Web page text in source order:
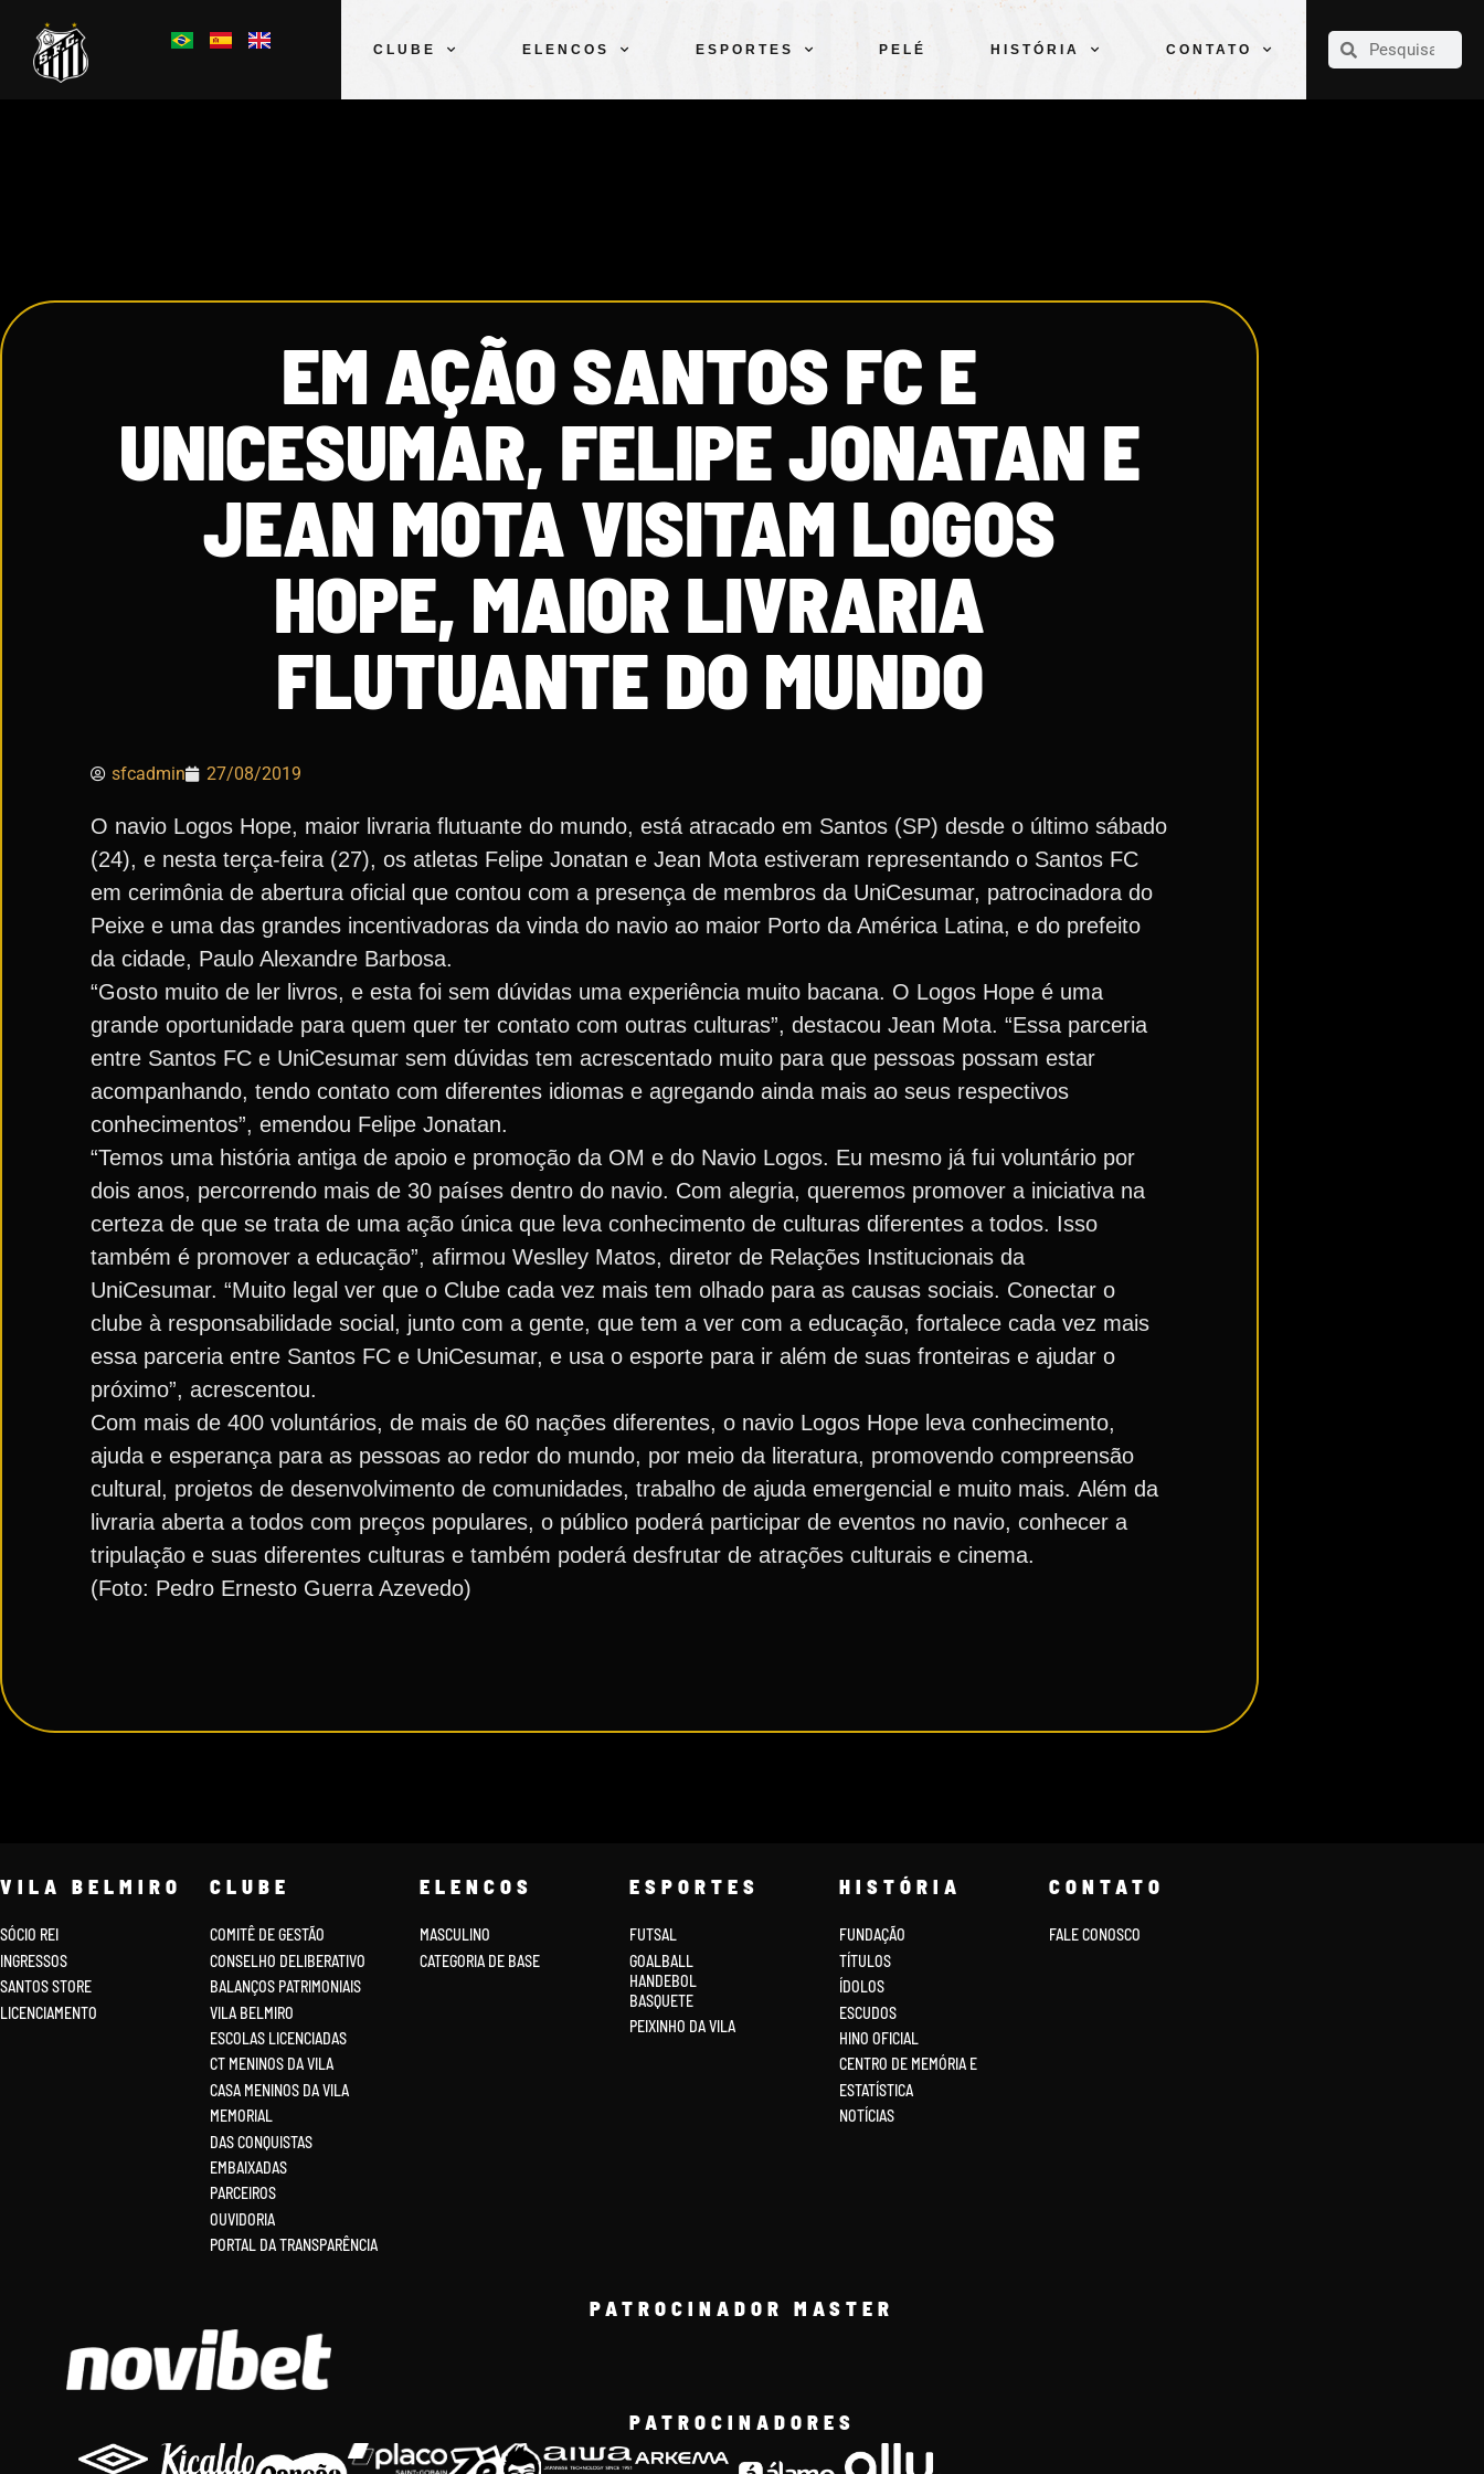
CLUBE ELENCOS ESPORTES PELÉ HISTÓRIA CONTATO
CLUBE
EM AÇÃO SANTOS FC E
UNICESUMAR, FELIPE JONATAN E
JEAN MOTA VISITAM LOGOS
HOPE, MAIOR LIVRARIA
FLUTUANTE DO MUNDO
sfcadmin 27/08/2019
O navio Logos Hope, maior livraria flutuante do mundo, está atracado em Santos (SP) desde o último sábado
(24), e nesta terça-feira (27), os atletas Felipe Jonatan e Jean Mota estiveram representando o Santos FC
em cerimônia de abertura oficial que contou com a presença de membros da UniCesumar, patrocinadora do
Peixe e uma das grandes incentivadoras da vinda do navio ao maior Porto da América Latina, e do prefeito
da cidade, Paulo Alexandre Barbosa.
“Gosto muito de ler livros, e esta foi sem dúvidas uma experiência muito bacana. O Logos Hope é uma
grande oportunidade para quem quer ter contato com outras culturas”, destacou Jean Mota. “Essa parceria
entre Santos FC e UniCesumar sem dúvidas tem acrescentado muito para que pessoas possam estar
acompanhando, tendo contato com diferentes idiomas e agregando ainda mais ao seus respectivos
conhecimentos”, emendou Felipe Jonatan.
“Temos uma história antiga de apoio e promoção da OM e do Navio Logos. Eu mesmo já fui voluntário por
dois anos, percorrendo mais de 30 países dentro do navio. Com alegria, queremos promover a iniciativa na
certeza de que se trata de uma ação única que leva conhecimento de culturas diferentes a todos. Isso
também é promover a educação”, afirmou Weslley Matos, diretor de Relações Institucionais da
UniCesumar. “Muito legal ver que o Clube cada vez mais tem olhado para as causas sociais. Conectar o
clube à responsabilidade social, junto com a gente, que tem a ver com a educação, fortalece cada vez mais
essa parceria entre Santos FC e UniCesumar, e usa o esporte para ir além de suas fronteiras e ajudar o
próximo”, acrescentou.
Com mais de 400 voluntários, de mais de 60 nações diferentes, o navio Logos Hope leva conhecimento,
ajuda e esperança para as pessoas ao redor do mundo, por meio da literatura, promovendo compreensão
cultural, projetos de desenvolvimento de comunidades, trabalho de ajuda emergencial e muito mais. Além da
livraria aberta a todos com preços populares, o público poderá participar de eventos no navio, conhecer a
tripulação e suas diferentes culturas e também poderá desfrutar de atrações culturais e cinema.
(Foto: Pedro Ernesto Guerra Azevedo)
VILA BELMIRO
SÓCIO REI
INGRESSOS
SANTOS STORE
LICENCIAMENTO
CLUBE
COMITÊ DE GESTÃO
CONSELHO DELIBERATIVO
BALANÇOS PATRIMONIAIS
VILA BELMIRO
ESCOLAS LICENCIADAS
CT MENINOS DA VILA
CASA MENINOS DA VILA
MEMORIAL
DAS CONQUISTAS
EMBAIXADAS
PARCEIROS
OUVIDORIA
PORTAL DA TRANSPARÊNCIA
ELENCOS
MASCULINO
CATEGORIA DE BASE
ESPORTES
FUTSAL
GOALBALL
HANDEBOL
BASQUETE
PEIXINHO DA VILA
HISTÓRIA
FUNDAÇÃO
TÍTULOS
ÍDOLOS
ESCUDOS
HINO OFICIAL
CENTRO DE MEMÓRIA E
ESTATÍSTICA
NOTÍCIAS
CONTATO
FALE CONOSCO
PATROCINADOR MASTER
PATROCINADORES